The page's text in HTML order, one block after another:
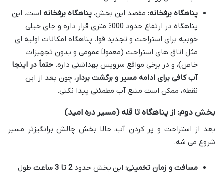
پناهگاه برفخانه: مقصد این بخش، پناهگاه برفخانه است. این
پناهگاه در ارتفاع حدود 3000 متری قرار داره و جای خیلی
خوبیه برای استراحت و تجدید قوا. پناهگاه امکانات اولیه ای
مثل اتاق های استراحت (معمولاً عمومی و بدون تجهیزات
خاص)، و در برخی مواقع سرویس بهداشتی داره. حتماً در اینجا
آب کافی برای ادامه مسیر و برگشت بردار، چون بعد از این
نقطه، ممکن است منبع آب مطمئنی پیدا نکنی.
بخش دوم: از پناهگاه تا قله (مسیر دره امید)
بعد از استراحت و پر کردن آب، حالا بخش چالش برانگیزتر مسیر
شروع می شه.
مسافت و زمان تخمینی: این بخش حدود2 تا 3 ساعت
طول